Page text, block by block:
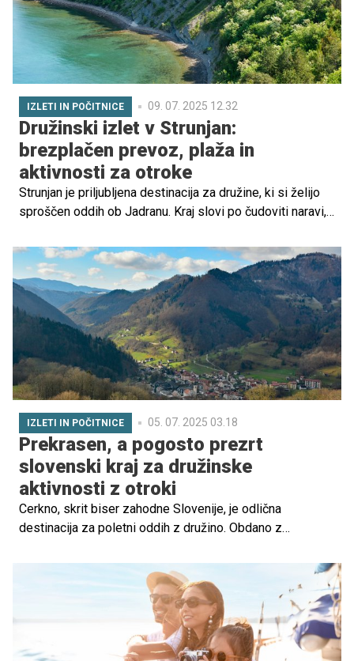
IZLETI IN POČITNICE 09. 07. 2025 12.32
Družinski izlet v Strunjan:
brezplačen prevoz, plaža in
aktivnosti za otroke
Strunjan je priljubljena destinacija za družine, ki si želijo
sproščen oddih ob Jadranu. Kraj slovi po čudoviti naravi,
pohodniških poteh, ki so kot nalašč za raziskovanje z
otroki. Brezplačni poletni avtobus pa družinam omogoča
enostaven in trajnosten dostop do plaže, brez skrbi
glede parkiranja ali gneče v prometu.
IZLETI IN POČITNICE 05. 07. 2025 03.18
Prekrasen, a pogosto prezrt
slovenski kraj za družinske
aktivnosti z otroki
Cerkno, skrit biser zahodne Slovenije, je odlična
destinacija za poletni oddih z družino. Obdano z
vse starosti.